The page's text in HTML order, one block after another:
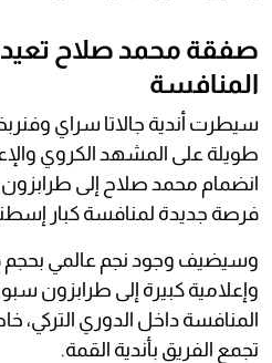
صفقة محمد صلاح
المنافسة
سيطرت أندية جالاتا سراي
طويلة على المشهد الكروي
انضمام محمد صلاح إلى
فرصة جديدة لمنافسة كبار
وسيضيف وجود نجم عالمي بحجم
وإعلامية كبيرة إلى طرابزون
المنافسة داخل الدوري التركي،
تجمع الفريق بأندية القمة.